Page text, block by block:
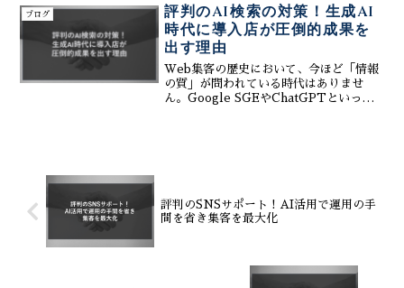
価格設定で、最新の生成AIを活用した
MEO・SEO対策を提供。デザイン性だけ
でなく、検索上位表示と成約率にこだわ
ったWeb戦略をご提案します。Google
マップ集客からSNS運用まで網羅したオ
ールインワン体制で、札幌近郊の企業様
のビジネス成功を強力にサポート。無料
相談も随時受け付けております。
ブログ
評判のAI検索の対策！生成AI
時代に導入店が圧倒的成果を
出す理由
Web集客の歴史において、今ほど「情報
の質」が問われている時代はありませ
ん。Google SGEやChatGPTといった
評判のSNSサポート！AI活用で運用の手
間を省き集客を最大化